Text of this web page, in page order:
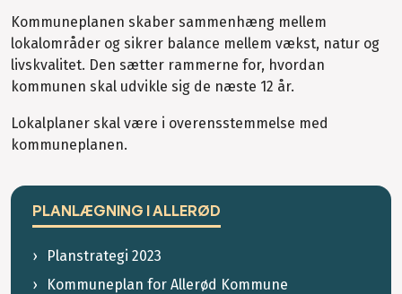
Kommuneplanen skaber sammenhæng mellem
lokalområder og sikrer balance mellem vækst, natur og
livskvalitet. Den sætter rammerne for, hvordan
kommunen skal udvikle sig de næste 12 år.
Lokalplaner skal være i overensstemmelse med
kommuneplanen.
PLANLÆGNING I ALLERØD
Planstrategi 2023
Kommuneplan for Allerød Kommune